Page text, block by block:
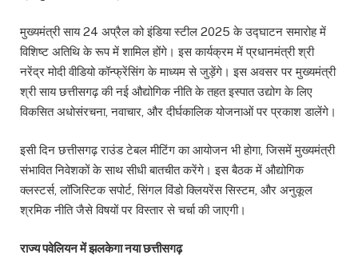
मुख्यमंत्री साय 24 अप्रैल को इंडिया स्टील 2025 के उद्घाटन समारोह में
विशिष्ट अतिथि के रूप में शामिल होंगे। इस कार्यक्रम में प्रधानमंत्री श्री
नरेंद्र मोदी वीडियो कॉन्फ्रेंसिंग के माध्यम से जुड़ेंगे। इस अवसर पर मुख्यमंत्री
श्री साय छत्तीसगढ़ की नई औद्योगिक नीति के तहत इस्पात उद्योग के लिए
विकसित अधोसंरचना, नवाचार, और दीर्घकालिक योजनाओं पर प्रकाश डालेंगे।
इसी दिन छत्तीसगढ़ राउंड टेबल मीटिंग का आयोजन भी होगा, जिसमें मुख्यमंत्री
संभावित निवेशकों के साथ सीधी बातचीत करेंगे। इस बैठक में औद्योगिक
क्लस्टर्स, लॉजिस्टिक सपोर्ट, सिंगल विंडो क्लियरेंस सिस्टम, और अनुकूल
श्रमिक नीति जैसे विषयों पर विस्तार से चर्चा की जाएगी।
राज्य पवेलियन में झलकेगा नया छत्तीसगढ़